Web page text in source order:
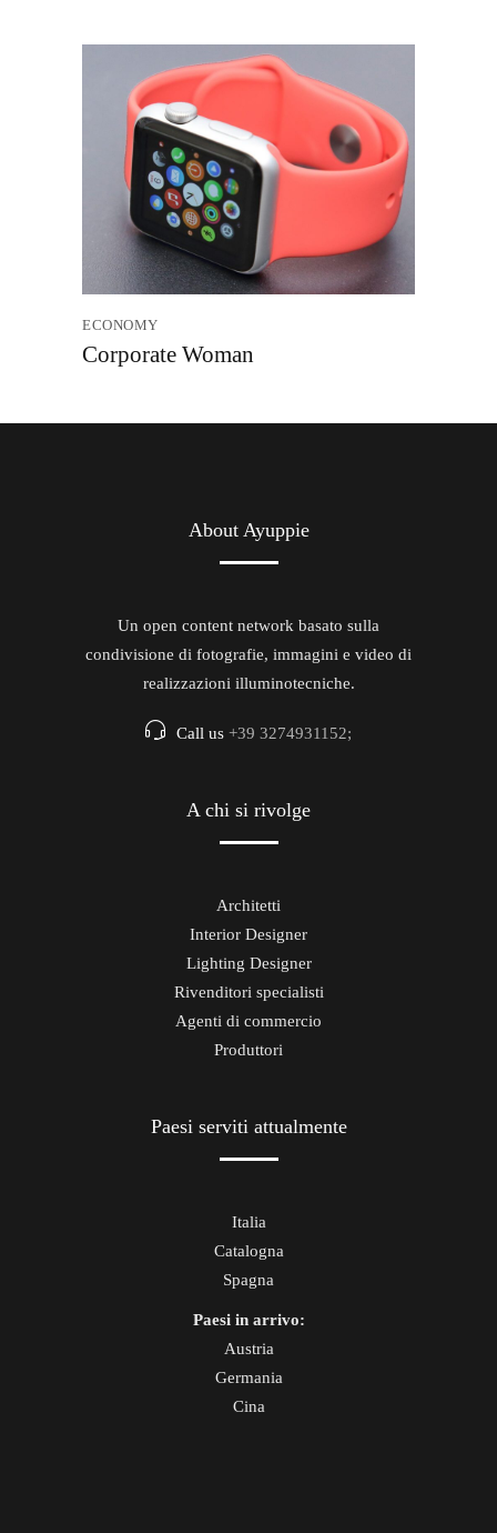
ECONOMY
Corporate Woman
About Ayuppie
Un open content network basato sulla
condivisione di fotografie, immagini e video di
realizzazioni illuminotecniche.
Call us +39 3274931152;
A chi si rivolge
Architetti
Interior Designer
Lighting Designer
Rivenditori specialisti
Agenti di commercio
Produttori
Paesi serviti attualmente
Italia
Catalogna
Spagna
Paesi in arrivo:
Austria
Germania
Cina